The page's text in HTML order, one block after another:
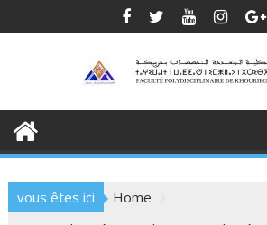
to
vous êtes ici
Home